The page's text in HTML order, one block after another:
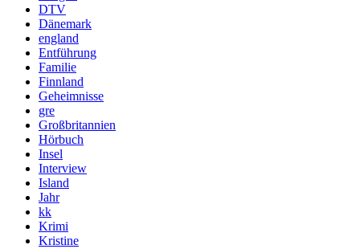
DTV
Dänemark
england
Entführung
Familie
Finnland
Geheimnisse
gre
Großbritannien
Hörbuch
Insel
Interview
Island
Jahr
kk
Krimi
Kristine